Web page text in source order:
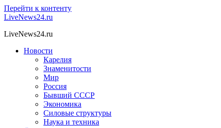
Перейти к контенту
LiveNews24.ru
LiveNews24.ru
Новости
Карелия
Знаменитости
Мир
Россия
Бывший СССР
Экономика
Силовые структуры
Наука и техника